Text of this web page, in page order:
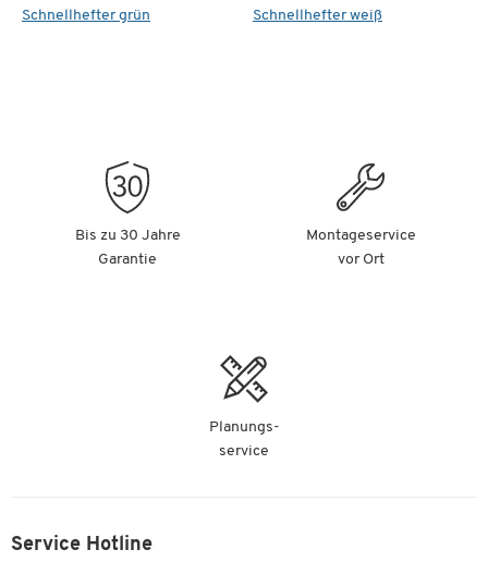
Schnellhefter grün
Schnellhefter weiß
Bis zu 30 Jahre
Garantie
Montageservice
vor Ort
Planungs-
service
Service Hotline